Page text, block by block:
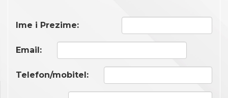
Ime i Prezime:
Email:
Telefon/mobitel: